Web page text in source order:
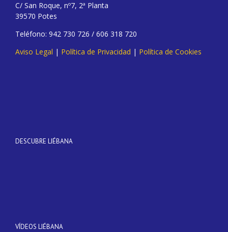
C/ San Roque, nº7, 2ª Planta
39570 Potes
Teléfono: 942 730 726 / 606 318 720
Aviso Legal | Política de Privacidad | Política de Cookies
DESCUBRE LIÉBANA
VÍDEOS LIÉBANA